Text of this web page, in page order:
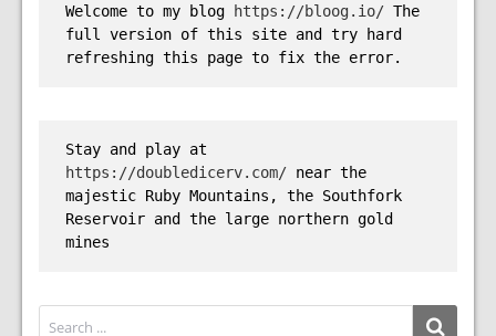
Welcome to my blog https://bloog.io/ The
full version of this site and try hard
refreshing this page to fix the error.
https://doubledicerv.com/ near the
majestic Ruby Mountains, the Southfork
Reservoir and the large northern gold
mines